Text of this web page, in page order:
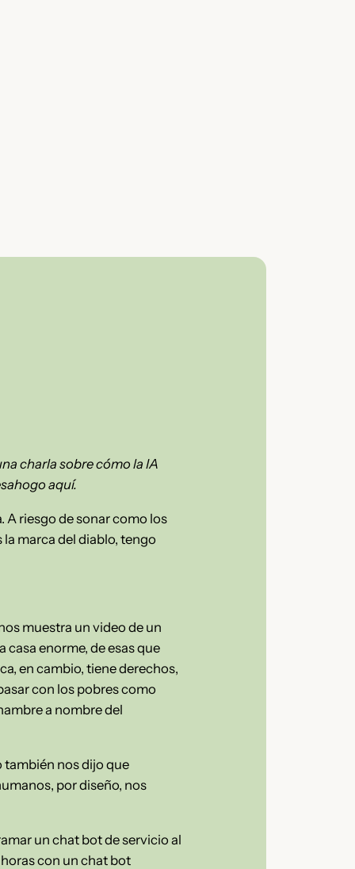
charla sobre cómo la IA
aquí.
A riesgo de sonar como los
marca del diablo, tengo
muestra un video de un
enorme, de esas que
en cambio, tiene derechos,
con los pobres como
a nombre del
también nos dijo que
por diseño, nos
un chat bot de servicio al
con un chat bot